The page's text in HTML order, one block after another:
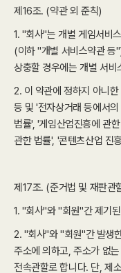
제16조. (약관 외 준칙)
1. "회사"는 개별 게임서비
(이하 "개별 서비스약관 등
상충할 경우에는 개별 서
2. 이 약관에 정하지 아니
등 및 '전자상거래 등에서
법률', '게임산업진흥에 관
관한 법률', '콘텐츠산업 진
제17조. (준거법 및 재판관
1. "회사"와 "회원"간 제기
2. "회사"와 "회원"간 발생
주소에 의하고, 주소가 없
전속관할로 합니다. 단, 제